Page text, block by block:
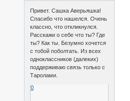
Привет. Сашка Аверьяшка!
Спасибо что нашелся. Очень
классно, что откликнулся.
Расскажи о себе что ты? Где
ты? Как ты. Безумно хочется
с тобой поболтать. Из всех
одноклассников (далеких)
поддерживаю связь только с
Таролами.
0